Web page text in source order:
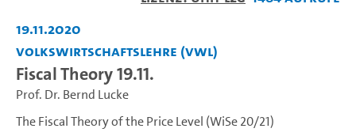
19.11.2020
Volkswirtschaftslehre (VWL)
Fiscal Theory 19.11.
Prof. Dr. Bernd Lucke
The Fiscal Theory of the Price Level (WiSe 20/21)